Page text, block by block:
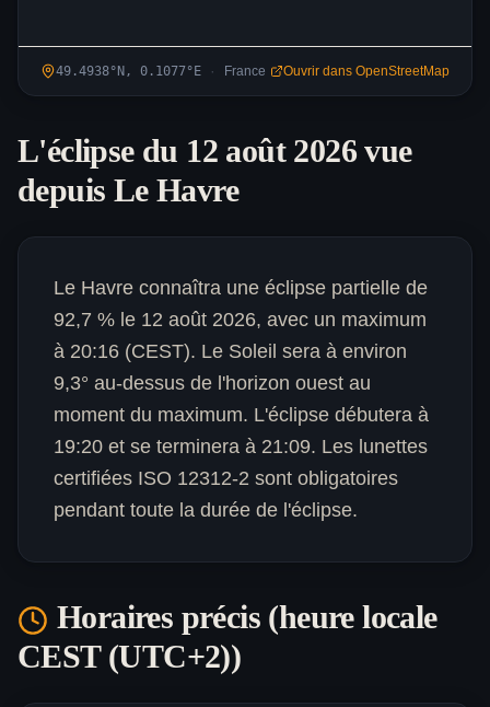
49.4938°N, 0.1077° E · France Ouvrir dans OpenStreetMap
L'éclipse du 12 août 2026 vue
depuis Le Havre
Le Havre connaîtra une éclipse partielle de
92,7 % le 12 août 2026, avec un maximum
à 20:16 (CEST). Le Soleil sera à environ
9,3° au-dessus de l'horizon ouest au
moment du maximum. L'éclipse débutera à
19:20 et se terminera à 21:09. Les lunettes
certifiées ISO 12312-2 sont obligatoires
pendant toute la durée de l'éclipse.
Horaires précis (heure locale
CEST (UTC+2))